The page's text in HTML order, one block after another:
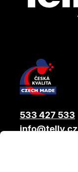
533 427 533
info@telly.cz